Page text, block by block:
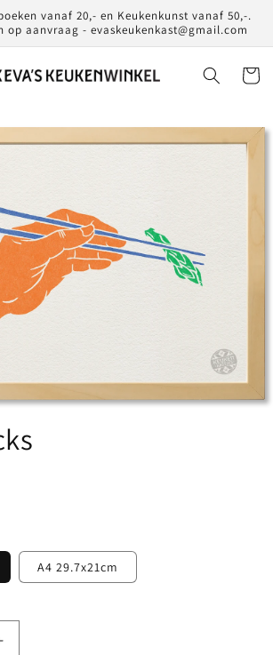
vanaf 20,- en Keukenkunst vanaf 50,-.
op aanvraag - evaskeukenkast@gmail.com
A4 29.7x21cm